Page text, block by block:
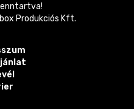
Produkciós Kft.